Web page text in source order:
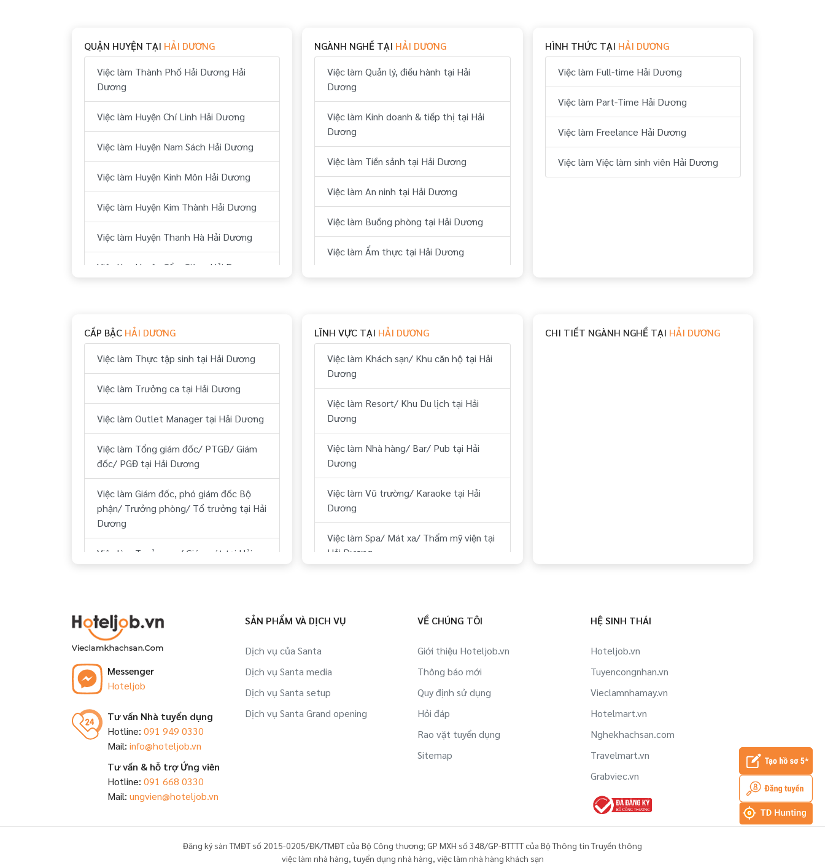
QUẬN HUYỆN TẠI HẢI DƯƠNG
Việc làm Thành Phố Hải Dương Hải
Dương
Việc làm Huyện Chí Linh Hải Dương
Việc làm Huyện Nam Sách Hải Dương
Việc làm Huyện Kinh Môn Hải Dương
Việc làm Huyện Kim Thành Hải Dương
Việc làm Huyện Thanh Hà Hải Dương
Việc làm Huyện Cẩm Giàng Hải Dương
Việc làm Huyện Gia Lộc Hải Dương
Việc làm Huyện Tứ Kỳ Hải Dương
Việc làm Huyện Ninh Giang Hải Dương
Việc làm Huyện Thanh Miện Hải Dương
NGÀNH NGHỀ TẠI HẢI DƯƠNG
Việc làm Quản lý, điều hành tại Hải
Dương
Việc làm Kinh doanh & tiếp thị tại Hải
Dương
Việc làm Tiền sảnh tại Hải Dương
Việc làm An ninh tại Hải Dương
Việc làm Buồng phòng tại Hải Dương
Việc làm Ẩm thực tại Hải Dương
Việc làm Vui chơi & giải trí tại Hải Dương
Việc làm Hành chính, nhân sự tại Hải
Dương
Việc làm Tài chính, kế toán tại Hải
Dương
Việc làm Kỹ thuật tại Hải Dương
Việc làm Lái xe tại Hải Dương
Việc làm Lữ hành/ Du lịch (HDV, ĐH
Tour...) tại Hải Dương
Việc làm Việc làm sinh viên tại Hải
Việc làm Bán hàng online tại Hải Dương
HÌNH THỨC TẠI HẢI DƯƠNG
Việc làm Full-time Hải Dương
Việc làm Part-Time Hải Dương
Việc làm Freelance Hải Dương
Việc làm Việc làm sinh viên Hải Dương
CẤP BẬC HẢI DƯƠNG
Việc làm Thực tập sinh tại Hải Dương
Việc làm Trưởng ca tại Hải Dương
Việc làm Outlet Manager tại Hải Dương
Việc làm Tổng giám đốc/ PTGĐ/ Giám
đốc/ PGĐ tại Hải Dương
Việc làm Giám đốc, phó giám đốc Bộ
phận/ Trưởng phòng/ Tổ trưởng tại Hải
Dương
Việc làm Trưởng ca/ Giám sát tại Hải
Dương
Việc làm Đào tạo viên tại Hải Dương
Việc làm Trợ lý, thư ký tại Hải Dương
LĨNH VỰC TẠI HẢI DƯƠNG
Việc làm Khách sạn/ Khu căn hộ tại Hải
Dương
Việc làm Resort/ Khu Du lịch tại Hải
Dương
Việc làm Nhà hàng/ Bar/ Pub tại Hải
Dương
Việc làm Vũ trường/ Karaoke tại Hải
Dương
Việc làm Spa/ Mát xa/ Thẩm mỹ viện tại
Hải Dương
Việc làm Thể hình/ phòng tập tại Hải
Dương
Việc làm Công ty Du lịch, lữ hành,
phòng vé tại Hải Dương
Việc làm Hàng không/ Sân bay tại Hải
Dương
CHI TIẾT NGÀNH NGHỀ TẠI HẢI DƯƠNG
Messenger
Hoteljob
Tư vấn Nhà tuyển dụng
Hotline: 091 949 0330
Mail: info@hoteljob.vn
Tư vấn & hỗ trợ Ứng viên
Hotline: 091 668 0330
Mail: ungvien@hoteljob.vn
SẢN PHẨM VÀ DỊCH VỤ
Dịch vụ của Santa
Dịch vụ Santa media
Dịch vụ Santa setup
Dịch vụ Santa Grand opening
VỀ CHÚNG TÔI
Giới thiệu Hoteljob.vn
Thông báo mới
Quy định sử dụng
Hỏi đáp
Rao vặt tuyển dụng
Sitemap
HỆ SINH THÁI
Hoteljob.vn
Tuyencongnhan.vn
Vieclamnhamay.vn
Hotelmart.vn
Nghekhachsan.com
Travelmart.vn
Grabviec.vn
Đăng ký sàn TMĐT số 2015-0205/ĐK/TMĐT của Bộ Công thương; GP MXH số 348/GP-BTTTT của Bộ Thông tin Truyền thông
việc làm nhà hàng, tuyển dụng nhà hàng, việc làm nhà hàng khách sạn